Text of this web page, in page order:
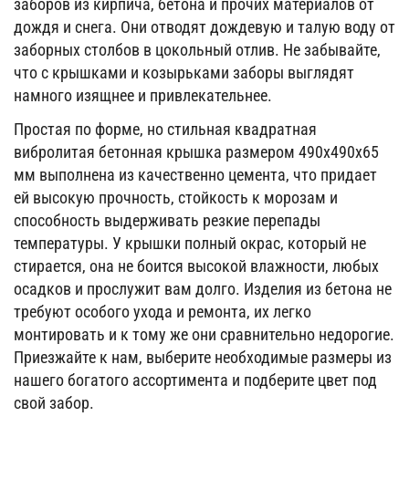
заборов из кирпича, бетона и прочих материалов от
дождя и снега. Они отводят дождевую и талую воду от
заборных столбов в цокольный отлив. Не забывайте,
что с крышками и козырьками заборы выглядят
намного изящнее и привлекательнее.
Простая по форме, но стильная квадратная
вибролитая бетонная крышка размером 490х490х65
мм выполнена из качественно цемента, что придает
ей высокую прочность, стойкость к морозам и
способность выдерживать резкие перепады
температуры. У крышки полный окрас, который не
стирается, она не боится высокой влажности, любых
осадков и прослужит вам долго. Изделия из бетона не
требуют особого ухода и ремонта, их легко
монтировать и к тому же они сравнительно недорогие.
Приезжайте к нам, выберите необходимые размеры из
нашего богатого ассортимента и подберите цвет под
свой забор.